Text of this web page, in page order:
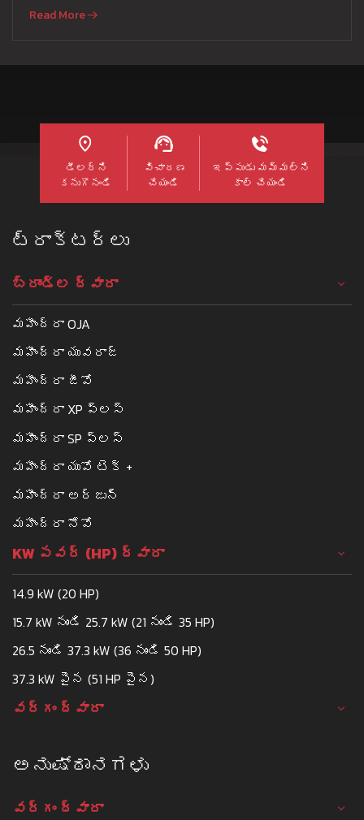
Read More
డీలర్ని
కనుగొనండి
విచారణ
చేయండి
ఇప్పుడు మమ్మల్ని
కాల్ చేయండి
ట్రాక్టర్లు
బ్రాండ్ల ద్వారా
మహీంద్రా OJA
మహీంద్రా యువరాజ్
మహీంద్రా జీవో
మహీంద్రా XP ప్లస్
మహీంద్రా SP ప్లస్
మహీంద్రా యువో టెక్ +
మహీంద్రా అర్జున్
మహీంద్రా నోవో
KW పవర్ (HP) ద్వారా
14.9 kW (20 HP)
15.7 kW నుండి 25.7 kW (21 నుండి 35 HP)
26.5 నుండి 37.3 kW (36 నుండి 50 HP)
37.3 kW పైన (51 HP పైన)
వర్గం ద్వారా
ಅನುಷ್ಠಾನಗಳು
వర్గం ద్వారా